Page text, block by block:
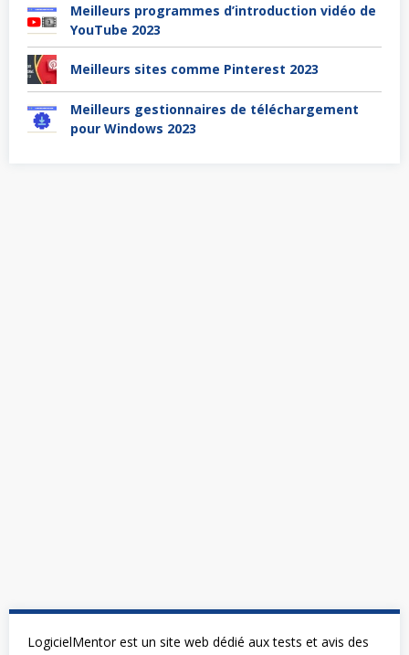
Meilleurs programmes d’introduction vidéo de
YouTube 2023
Meilleurs sites comme Pinterest 2023
Meilleurs gestionnaires de téléchargement
pour Windows 2023
LogicielMentor est un site web dédié aux tests et avis des